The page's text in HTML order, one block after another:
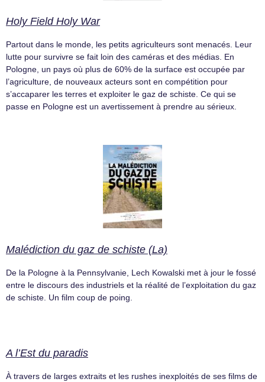
Holy Field Holy War
Partout dans le monde, les petits agriculteurs sont menacés. Leur
lutte pour survivre se fait loin des caméras et des médias. En
Pologne, un pays où plus de 60% de la surface est occupée par
l’agriculture, de nouveaux acteurs sont en compétition pour
s’accaparer les terres et exploiter le gaz de schiste. Ce qui se
passe en Pologne est un avertissement à prendre au sérieux.
Malédiction du gaz de schiste (La)
De la Pologne à la Pennsylvanie, Lech Kowalski met à jour le fossé
entre le discours des industriels et la réalité de l’exploitation du gaz
de schiste. Un film coup de poing.
A l’Est du paradis
À travers de larges extraits et les rushes inexploités de ses films de